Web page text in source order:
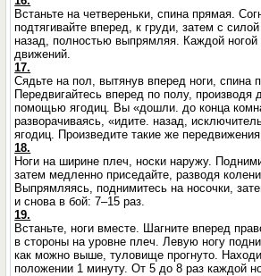
Встаньте на четвереньки, спина прямая.
подтягивайте вперед, к груди, затем с
назад, полностью выпрямляя. Каждой ногой
движений.
17.
Сядьте на пол, вытянув вперед ноги, спина
Передвигайтесь вперед по полу, производя
помощью ягодиц. Вы «дошли. до конца
разворачиваясь, «идите. назад,
ягодиц. Произведите такие же передвижения
18.
Ноги на ширине плеч, носки наружу.
затем медленно приседайте, разводя
Выпрямляясь, поднимитесь на носочки,
и снова в бой: 7–15 раз.
19.
Встаньте, ноги вместе. Шагните вперед
в стороны на уровне плеч. Левую ногу
как можно выше, туловище прогнуто.
положении 1 минуту. От 5 до 8 раз каждой